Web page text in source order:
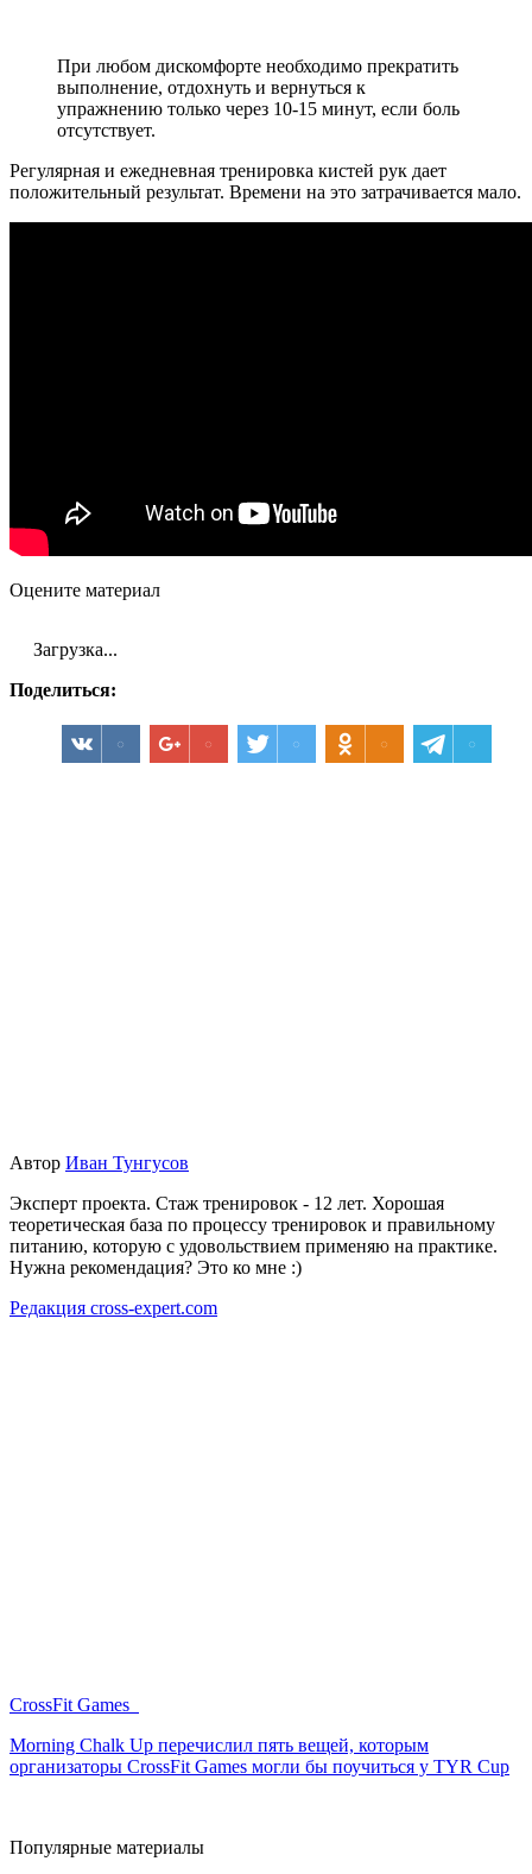
При любом дискомфорте необходимо прекратить
выполнение, отдохнуть и вернуться к
упражнению только через 10-15 минут, если боль
отсутствует.
Регулярная и ежедневная тренировка кистей рук дает
положительный результат. Времени на это затрачивается мало.
Оцените материал
Загрузка...
Поделиться:
Автор Иван Тунгусов
Эксперт проекта. Стаж тренировок - 12 лет. Хорошая
теоретическая база по процессу тренировок и правильному
питанию, которую с удовольствием применяю на практике.
Нужна рекомендация? Это ко мне :)
Редакция cross-expert.com
CrossFit Games
Morning Chalk Up перечислил пять вещей, которым
организаторы CrossFit Games могли бы поучиться у TYR Cup
Популярные материалы